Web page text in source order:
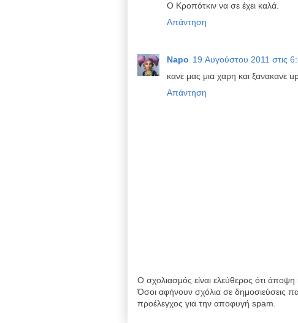
Ο Κροπότκιν να σε έχει καλά.
Απάντηση
Napo 19 Αυγούστου 2011 στις
κανε μας μια χαρη και ξανακανε
Απάντηση
Ο σχολιασμός είναι ελεύθερος ότι άποψη
Όσοι αφήνουν σχόλια σε δημοσιεύσεις
προέλεγχος για την αποφυγή spam.